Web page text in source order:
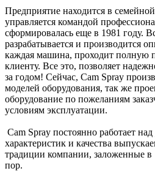
Предприятие находится в
управляется командой
сформировалась еще в 1981 году.
разрабатывается и производится
каждая машина, проходит полную
клиенту. Все это, позволяет
за годом! Сейчас, Cam Spray
моделей оборудования, так же
оборудование по пожеланиям
условиям эксплуатации.
Cam Spray постоянно работает
характеристик и качества
традиции компании, заложенные в
пор.